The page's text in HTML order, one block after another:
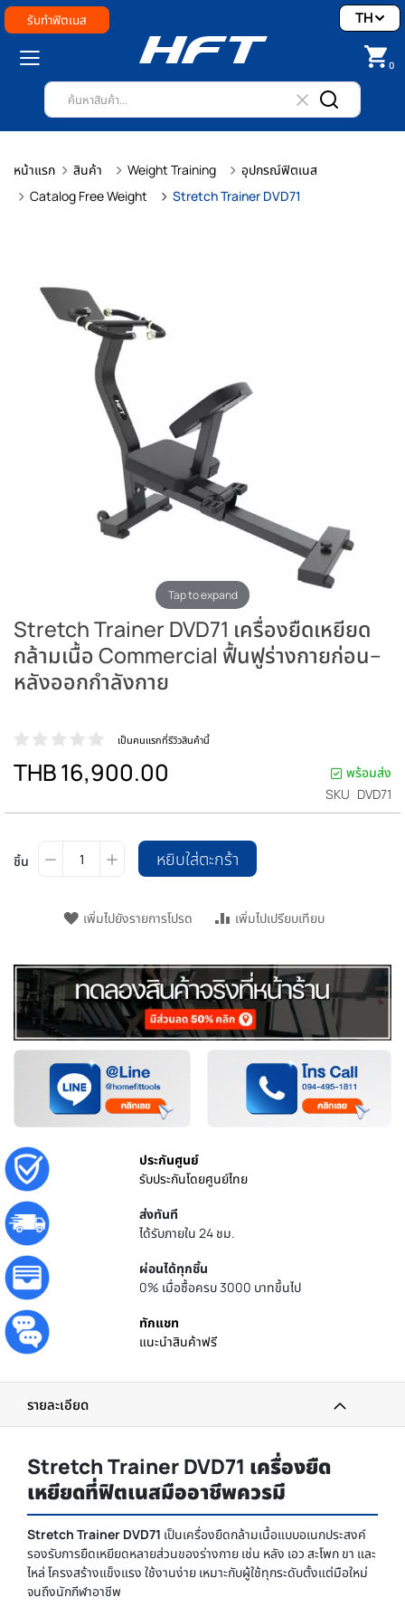
รับทำฟิตเนส
0
TH
หน้าแรก สินค้า Weight Training
อุปกรณ์ฟิตเนส
Catalog Free Weight
Stretch Trainer DVD71
Tap to expand
Stretch Trainer DVD71 เครื่องยืดเหยียด
กล้ามเนื้อ Commercial ฟื้นฟูร่างกายก่อน–
หลังออกกำลังกาย
เป็นคนแรกที่รีวิวสินค้านี้
THB 16,900.00
พร้อมส่ง
SKU DVD71
ชิ้น หยิบใส่ตะกร้า
เพิ่มไปยังรายการโปรด เพิ่มไปเปรียบเทียบ
ประกันศูนย์
รับประกันโดยศูนย์ไทย
ส่งทันที
ได้รับภายใน 24 ชม.
ผ่อนได้ทุกชิ้น
0% เมื่อซื้อครบ 3000 บาทขึ้นไป
ทักแชท
แนะนำสินค้าฟรี
รายละเอียด
Stretch Trainer DVD71 เครื่องยืด
เหยียดที่ฟิตเนสมืออาชีพควรมี
Stretch Trainer DVD71 เป็นเครื่องยืดกล้ามเนื้อแบบอเนกประสงค์
รองรับการยืดเหยียดหลายส่วนของร่างกาย เช่น หลัง เอว สะโพก ขา และ
ไหล่ โครงสร้างแข็งแรง ใช้งานง่าย เหมาะกับผู้ใช้ทุกระดับตั้งแต่มือใหม่
จนถึงนักกีฬาอาชีพ